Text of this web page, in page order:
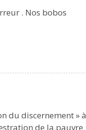
. Nos bobos
du discernement » à
de la pauvre